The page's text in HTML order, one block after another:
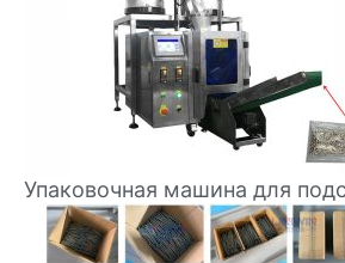
Упаковочная машина для